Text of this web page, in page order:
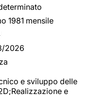
1981 mensile
2026
e sviluppo delle
e